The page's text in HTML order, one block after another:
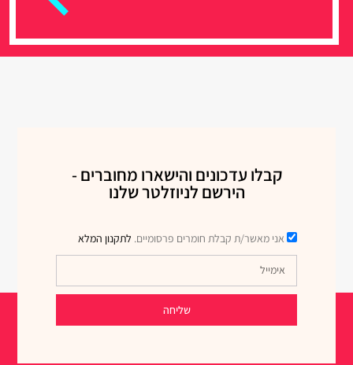
קבלו עדכונים והישארו מחוברים -
הירשם לניוזלטר שלנו
אני מאשר/ת קבלת חומרים פרסומיים. לתקנון המלא
שליחה